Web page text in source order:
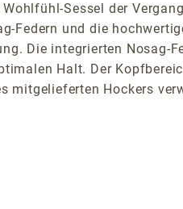
Sessel der
und die
Die integrierten Nosag-
Halt. Der
mitgelieferten Hockers